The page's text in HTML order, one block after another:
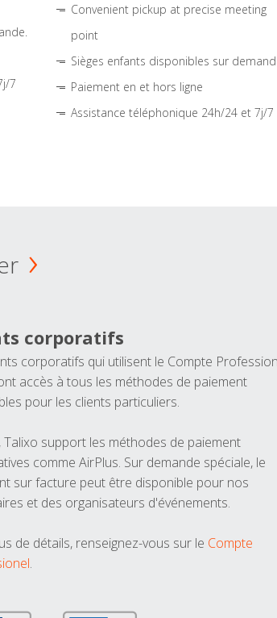
7
Convenient pickup at precise meeting
point
Sièges enfants disponibles sur
Paiement en et hors ligne
Assistance téléphonique 24h/24 et 7j/7
corporatifs
corporatifs qui utilisent le Compte
accès à tous les méthodes de paiement
pour les clients particuliers.
Talixo support les méthodes de paiement
comme AirPlus. Sur demande spéciale, le
sur facture peut être disponible pour nos
et des organisateurs d'événements.
de détails, renseignez-vous sur le Compte
.